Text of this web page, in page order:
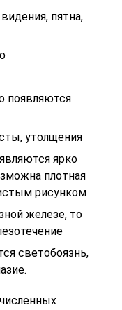
пятна,
появляются
утолщения
ярко
плотная
рисунком
железе, то
светобоязнь,